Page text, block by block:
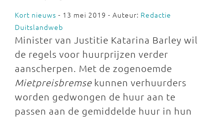
Kort nieuws - 13 mei 2019 - Auteur: Redactie
Duitslandweb
Minister van Justitie Katarina Barley wil
de regels voor huurprijzen verder
aanscherpen. Met de zogenoemde
Mietpreisbremse kunnen verhuurders
worden gedwongen de huur aan te
passen aan de gemiddelde huur in hun